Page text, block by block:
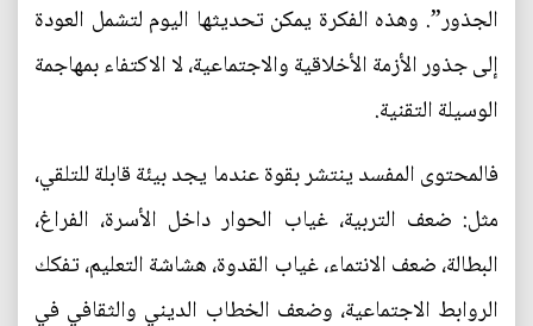
الجذور”. وهذه الفكرة يمكن تحديثها اليوم لتشمل العودة
إلى جذور الأزمة الأخلاقية والاجتماعية، لا الاكتفاء بمهاجمة
الوسيلة التقنية.
فالمحتوى المفسد ينتشر بقوة عندما يجد بيئة قابلة للتلقي،
مثل: ضعف التربية، غياب الحوار داخل الأسرة، الفراغ،
البطالة، ضعف الانتماء، غياب القدوة، هشاشة التعليم، تفكك
الروابط الاجتماعية، وضعف الخطاب الديني والثقافي في